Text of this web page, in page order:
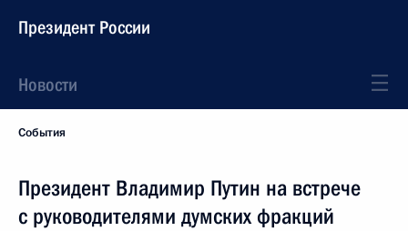
Президент России
Новости
События
Президент Владимир Путин на встрече
с руководителями думских фракций